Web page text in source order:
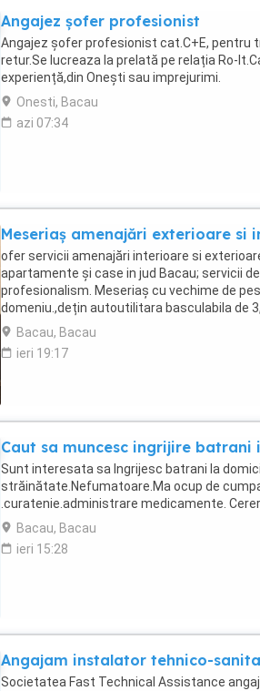
Angajez șofer profesionist
Angajez șofer profesionist cat.C+E, pentru
retur.Se lucreaza la prelată pe relația Ro-
experiență,din Onești sau imprejurimi.
Onesti, Bacau
azi 07:34
Meseriaș amenajări exterioare si
ofer servicii amenajări interioare si
apartamente și case in jud Bacau; servicii
profesionalism. Meseriaș cu vechime de
domeniu.,dețin autoutilitara basculabila de
Bacau, Bacau
ieri 19:17
Caut sa muncesc ingrijire batrani
Sunt interesata sa Ingrijesc batrani la
străinătate.Nefumatoare.Ma ocup de
.curatenie.administrare medicamente.
Bacau, Bacau
ieri 15:28
Angajam instalator tehnico-
Societatea Fast Technical Assistance